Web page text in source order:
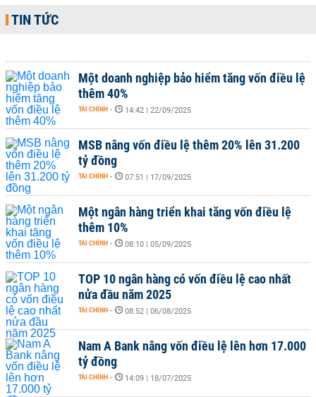
TIN TỨC
Một doanh nghiệp bảo hiểm tăng vốn điều lệ
thêm 40%
TÀI CHÍNH - 14:42 | 22/09/2025
MSB nâng vốn điều lệ thêm 20% lên 31.200
tỷ đồng
TÀI CHÍNH - 07:51 | 17/09/2025
Một ngân hàng triển khai tăng vốn điều lệ
thêm 10%
TÀI CHÍNH - 08:10 | 05/09/2025
TOP 10 ngân hàng có vốn điều lệ cao nhất
nửa đầu năm 2025
TÀI CHÍNH - 08:52 | 06/08/2025
Nam A Bank nâng vốn điều lệ lên hơn 17.000
tỷ đồng
TÀI CHÍNH - 14:09 | 18/07/2025